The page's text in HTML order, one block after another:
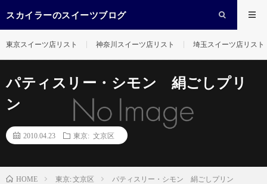
スカイラーのスイーツブログ
東京スイーツ店リスト 神奈川スイーツ店リスト 埼玉スイーツ店リスト
パティスリー・シモン 絹ごしプリ
ン
2010.04.23 東京: 文京区
HOME 東京: 文京区 パティスリー・シモン 絹ごしプリン